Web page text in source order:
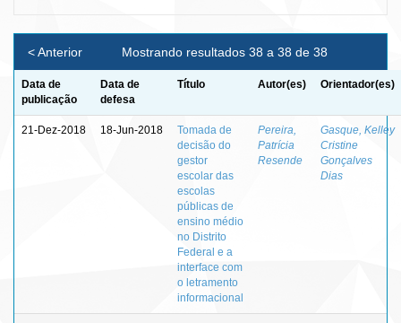
Mostrando resultados 38 a 38 de 38
< Anterior
Data de
publicação
Data de
defesa
Título Autor(es) Orientador(es)
21-Dez-2018 18-Jun-2018
Tomada de
decisão do
gestor
escolar das
escolas
públicas de
ensino médio
no Distrito
Federal e a
interface com
o letramento
informacional
Pereira,
Patrícia
Resende
Gasque, Kelley
Cristine
Gonçalves
Dias